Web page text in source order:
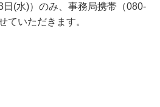
(水)）のみ、事務局携帯（080-
ていただきます。